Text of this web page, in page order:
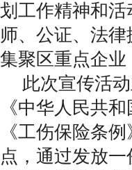
划工作精神和
师、公证、法
集聚区重点企
此次宣传活
《中华人民共
《工伤保险条
点，通过发放